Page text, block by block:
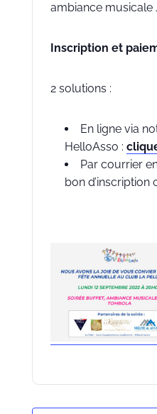
ambiance musicale
Inscription et
2 solutions :
En ligne via
HelloAsso :
Par courrier
bon d’inscription